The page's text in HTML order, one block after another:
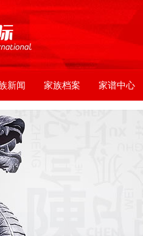
新闻 家族档案 家谱中心